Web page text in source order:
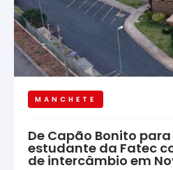
MANCHETE
De Capão Bonito
estudante da Fatec
de intercâmbio em